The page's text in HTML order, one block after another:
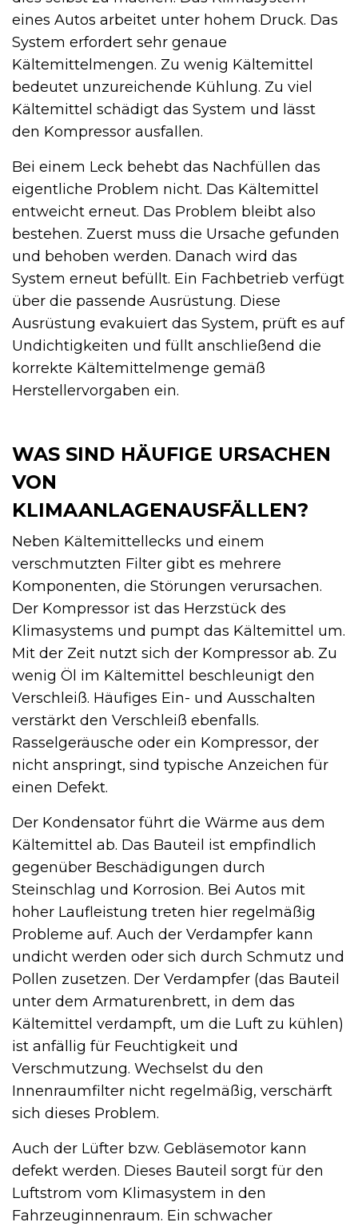
eines Autos arbeitet unter hohem Druck. Das
System erfordert sehr genaue
Kältemittelmengen. Zu wenig Kältemittel
bedeutet unzureichende Kühlung. Zu viel
Kältemittel schädigt das System und lässt
den Kompressor ausfallen.
Bei einem Leck behebt das Nachfüllen das
eigentliche Problem nicht. Das Kältemittel
entweicht erneut. Das Problem bleibt also
bestehen. Zuerst muss die Ursache gefunden
und behoben werden. Danach wird das
System erneut befüllt. Ein Fachbetrieb verfügt
über die passende Ausrüstung. Diese
Ausrüstung evakuiert das System, prüft es auf
Undichtigkeiten und füllt anschließend die
korrekte Kältemittelmenge gemäß
Herstellervorgaben ein.
WAS SIND HÄUFIGE URSACHEN
VON
KLIMAANLAGENAUSFÄLLEN?
Neben Kältemittellecks und einem
verschmutzten Filter gibt es mehrere
Komponenten, die Störungen verursachen.
Der Kompressor ist das Herzstück des
Klimasystems und pumpt das Kältemittel um.
Mit der Zeit nutzt sich der Kompressor ab. Zu
wenig Öl im Kältemittel beschleunigt den
Verschleiß. Häufiges Ein- und Ausschalten
verstärkt den Verschleiß ebenfalls.
Rasselgeräusche oder ein Kompressor, der
nicht anspringt, sind typische Anzeichen für
einen Defekt.
Der Kondensator führt die Wärme aus dem
Kältemittel ab. Das Bauteil ist empfindlich
gegenüber Beschädigungen durch
Steinschlag und Korrosion. Bei Autos mit
hoher Laufleistung treten hier regelmäßig
Probleme auf. Auch der Verdampfer kann
undicht werden oder sich durch Schmutz und
Pollen zusetzen. Der Verdampfer (das Bauteil
unter dem Armaturenbrett, in dem das
Kältemittel verdampft, um die Luft zu kühlen)
ist anfällig für Feuchtigkeit und
Verschmutzung. Wechselst du den
Innenraumfilter nicht regelmäßig, verschärft
sich dieses Problem.
Auch der Lüfter bzw. Gebläsemotor kann
defekt werden. Dieses Bauteil sorgt für den
Luftstrom vom Klimasystem in den
Fahrzeuginnenraum. Ein schwacher